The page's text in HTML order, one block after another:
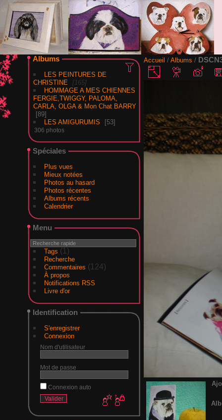
Albums
LES PEINTURES DE
CHRISTINE
165
HOMMAGE A MES CHIENNES
FERGIE,TWIGGY, PALOMA,
CARLA, OLGA & Mon Chat BARRY
89
LES AMIGURUMIS
53
306 photos
Spéciales
Plus vues
Mieux notées
Photos au hasard
Photos récentes
Albums récents
Calendrier
Menu
Tags (1)
Recherche
Commentaires (124)
À propos
Notifications RSS
Livre d'or
Identification
S'enregistrer
Connexion
Nom d'utilisateur
Mot de passe
Connexion auto
Accueil / Albums /